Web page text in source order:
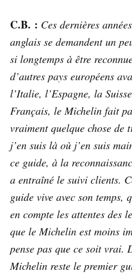
C.B. : Ces dernières
anglais se demandent un
si longtemps à être
d’autres pays européens
l’Italie, l’Espagne, la
Français, le Michelin fait
vraiment quelque chose
j’en suis là où j’en suis
ce guide, à la
a entraîné le suivi clients.
guide vive avec son temps,
en compte les attentes des
que le Michelin est moins
pense pas que ce soit vrai.
Michelin reste le premier